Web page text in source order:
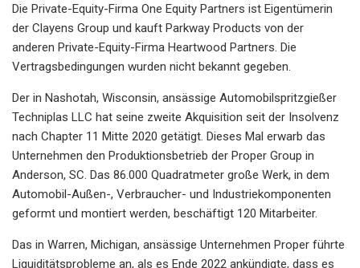
Die Private-Equity-Firma One Equity Partners ist Eigentümerin
der Clayens Group und kauft Parkway Products von der
anderen Private-Equity-Firma Heartwood Partners. Die
Vertragsbedingungen wurden nicht bekannt gegeben.
Der in Nashotah, Wisconsin, ansässige Automobilspritzgießer
Techniplas LLC hat seine zweite Akquisition seit der Insolvenz
nach Chapter 11 Mitte 2020 getätigt. Dieses Mal erwarb das
Unternehmen den Produktionsbetrieb der Proper Group in
Anderson, SC. Das 86.000 Quadratmeter große Werk, in dem
Automobil-Außen-, Verbraucher- und Industriekomponenten
geformt und montiert werden, beschäftigt 120 Mitarbeiter.
Das in Warren, Michigan, ansässige Unternehmen Proper führte
Liquiditätsprobleme an, als es Ende 2022 ankündigte, dass es